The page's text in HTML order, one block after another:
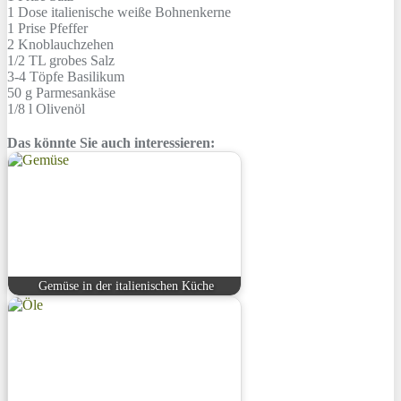
1 Dose italienische weiße Bohnenkerne
1 Prise Pfeffer
2 Knoblauchzehen
1/2 TL grobes Salz
3-4 Töpfe Basilikum
50 g Parmesankäse
1/8 l Olivenöl
Das könnte Sie auch interessieren:
Gemüse in der italienischen Küche